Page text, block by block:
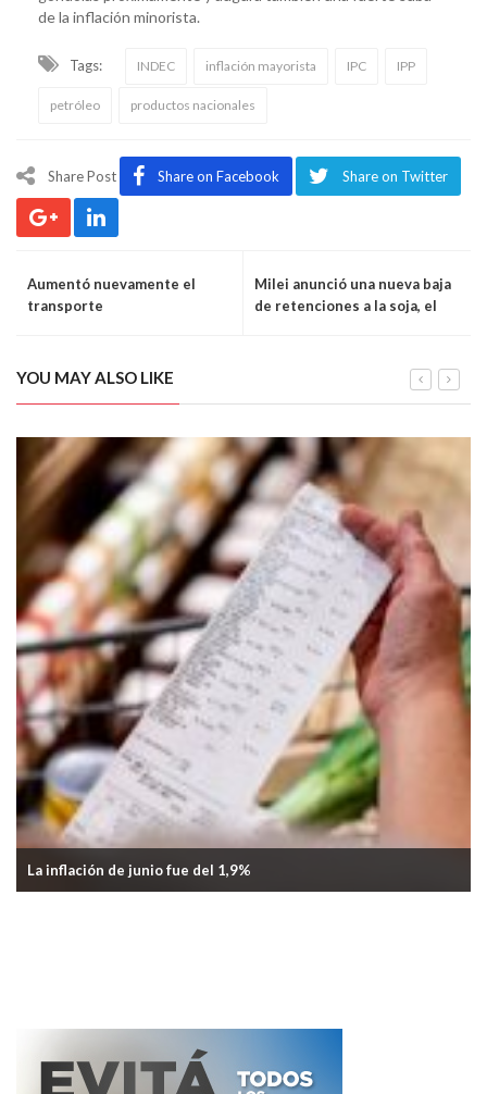
de la inflación minorista.
Tags: INDEC inflación mayorista IPC IPP
petróleo productos nacionales
Share Post Share on Facebook Share on Twitter
Aumentó nuevamente el
transporte
Milei anunció una nueva baja
de retenciones a la soja, el
YOU MAY ALSO LIKE
Gremio aceitero acordó nueva paritaria